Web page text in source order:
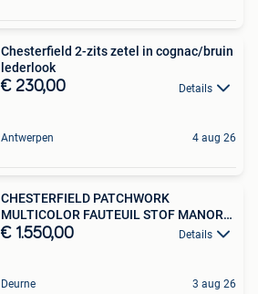
Chesterfield 2-zits zetel in cognac/bruin
lederlook
€ 230,00 Details
Antwerpen 4 aug 26
CHESTERFIELD PATCHWORK
MULTICOLOR FAUTEUIL STOF MANOR
bloem
€ 1.550,00 Details
Deurne 3 aug 26